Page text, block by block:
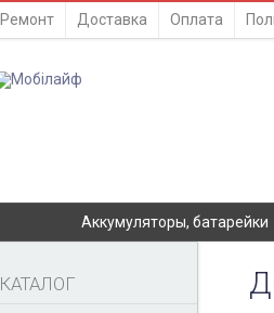
Ремонт Доставка Оплата
Аккумуляторы, батарейки
КАТАЛОГ